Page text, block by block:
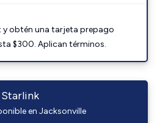
y obtén una tarjeta prepago
$300. Aplican términos.
Starlink
en Jacksonville